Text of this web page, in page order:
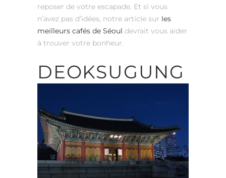
reposer de votre escapade. Et si vous
n’avez pas d’idées, notre article sur les
meilleurs cafés de Séoul devrait vous aider
à trouver votre bonheur.
DEOKSUGUNG